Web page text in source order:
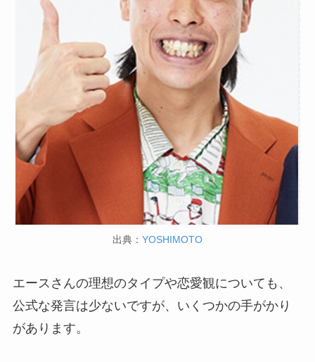
出典： YOSHIMOTO
エースさんの理想のタイプや恋愛観についても、
公式な発言は少ないですが、いくつかの手がかり
があります。